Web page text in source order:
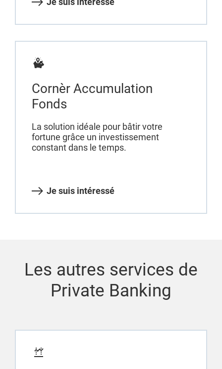
Cornèr Accumulation
Fonds
La solution idéale pour bâtir votre
fortune grâce un investissement
constant dans le temps.
Je suis intéressé
Les autres services de
Private Banking